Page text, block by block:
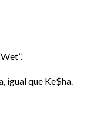
igual que Ke$ha.